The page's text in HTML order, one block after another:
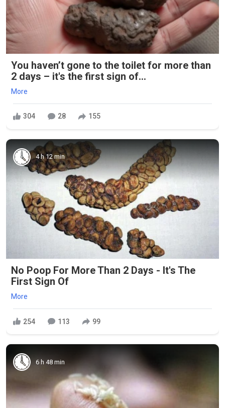
You haven’t gone to the toilet for more than
2 days – it's the first sign of...
More
304 28 155
4 h 12 min
No Poop For More Than 2 Days - It's The
First Sign Of
More
254 113 99
6 h 48 min